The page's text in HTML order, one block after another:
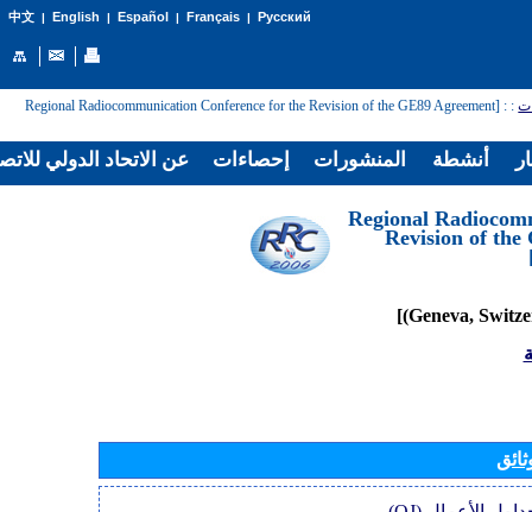
中文| English | Español | Français| Русский
:
: [Regional Radiocommunication Conference for the Revision of the GE89 Agreement
[Regional
Revision of the
عن الاتحاد الدولي إحصاءات المنشورات أنشطة